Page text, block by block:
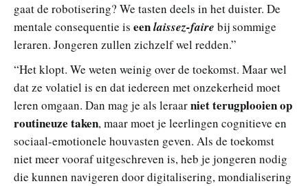
gaat de robotisering? We tasten deels in het duister. De
mentale consequentie is eenlaissez-faire bij sommige
leraren. Jongeren zullen zichzelf wel redden.”
“Het klopt. We weten weinig over de toekomst. Maar wel
dat ze volatiel is en dat iedereen met onzekerheid moet
leren omgaan. Dan mag je als leraarniet terugplooien op
routineuze taken, maar moet je leerlingen cognitieve en
sociaal-emotionele houvasten geven. Als de toekomst
niet meer vooraf uitgeschreven is, heb je jongeren nodig
die kunnen navigeren door digitalisering, mondialisering